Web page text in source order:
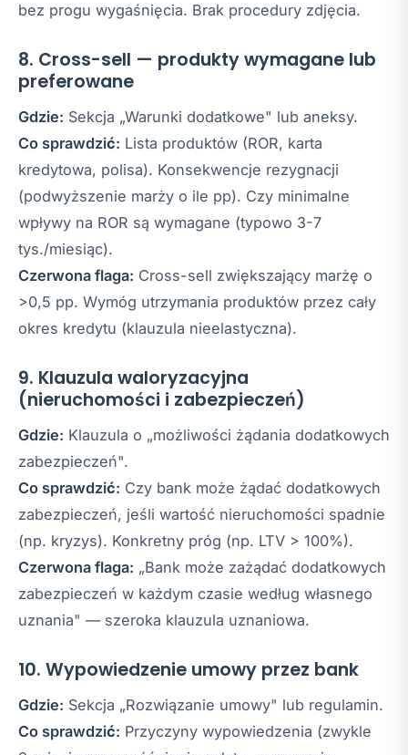
bez progu wygaśnięcia. Brak procedury zdjęcia.
8. Cross-sell — produkty wymagane lub
preferowane
Gdzie: Sekcja „Warunki dodatkowe" lub aneksy.
Co sprawdzić: Lista produktów (ROR, karta
kredytowa, polisa). Konsekwencje rezygnacji
(podwyższenie marży o ile pp). Czy minimalne
wpływy na ROR są wymagane (typowo 3-7
tys./miesiąc).
Czerwona flaga: Cross-sell zwiększający marżę o
>0,5 pp. Wymóg utrzymania produktów przez cały
okres kredytu (klauzula nieelastyczna).
9. Klauzula waloryzacyjna
(nieruchomości i zabezpieczeń)
Gdzie: Klauzula o „możliwości żądania dodatkowych
zabezpieczeń".
Co sprawdzić: Czy bank może żądać dodatkowych
zabezpieczeń, jeśli wartość nieruchomości spadnie
(np. kryzys). Konkretny próg (np. LTV > 100%).
Czerwona flaga: „Bank może zażądać dodatkowych
zabezpieczeń w każdym czasie według własnego
uznania" — szeroka klauzula uznaniowa.
10. Wypowiedzenie umowy przez bank
Gdzie: Sekcja „Rozwiązanie umowy" lub regulamin.
Co sprawdzić: Przyczyny wypowiedzenia (zwykle